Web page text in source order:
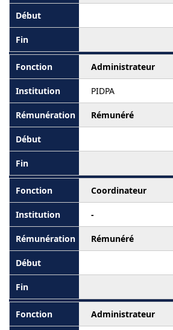
Administrateur
PIDPA
Rémunéré
Coordinateur
-
Rémunéré
Administrateur